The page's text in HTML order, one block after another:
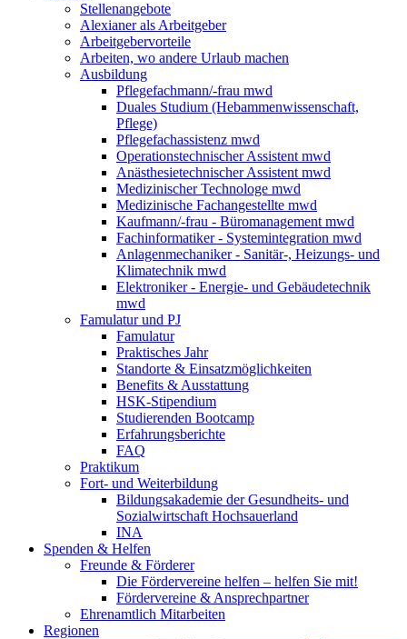
Stellenangebote
Alexianer als Arbeitgeber
Arbeitgebervorteile
Arbeiten, wo andere Urlaub machen
Ausbildung
Pflegefachmann/-frau mwd
Duales Studium (Hebammenwissenschaft,
Pflege)
Pflegefachassistenz mwd
Operationstechnischer Assistent mwd
Anästhesietechnischer Assistent mwd
Medizinischer Technologe mwd
Medizinische Fachangestellte mwd
Kaufmann/-frau - Büromanagement mwd
Fachinformatiker - Systemintegration mwd
Anlagenmechaniker - Sanitär-, Heizungs- und
Klimatechnik mwd
Elektroniker - Energie- und Gebäudetechnik
mwd
Famulatur und PJ
Famulatur
Praktisches Jahr
Standorte & Einsatzmöglichkeiten
Benefits & Ausstattung
HSK-Stipendium
Studierenden Bootcamp
Erfahrungsberichte
FAQ
Praktikum
Fort- und Weiterbildung
Bildungsakademie der Gesundheits- und
Sozialwirtschaft Hochsauerland
INA
Spenden & Helfen
Freunde & Förderer
Die Fördervereine helfen – helfen Sie mit!
Fördervereine & Ansprechpartner
Ehrenamtlich Mitarbeiten
Regionen